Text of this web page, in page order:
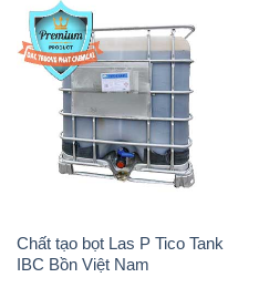
Chất tạo bọt Las P Tico Tank
IBC Bồn Việt Nam